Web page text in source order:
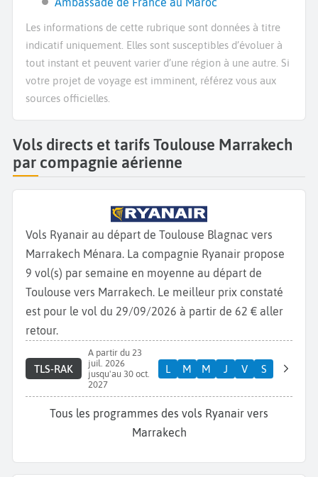
Les informations de cette rubrique sont données à titre
indicatif uniquement. Elles sont susceptibles d’évoluer à
tout instant et peuvent varier d’une région à une autre. Si
votre projet de voyage est imminent, référez vous aux
sources officielles.
Vols directs et tarifs Toulouse Marrakech
par compagnie aérienne
Vols Ryanair au départ de Toulouse Blagnac vers
Marrakech Ménara. La compagnie Ryanair propose
9 vol(s) par semaine en moyenne au départ de
Toulouse vers Marrakech. Le meilleur prix constaté
est pour le vol du 29/09/2026 à partir de 62 € aller
retour.
TLS-RAK
A partir du 23
juil. 2026
jusqu'au 30 oct.
2027
L M M J V S
Tous les programmes des vols Ryanair vers
Marrakech